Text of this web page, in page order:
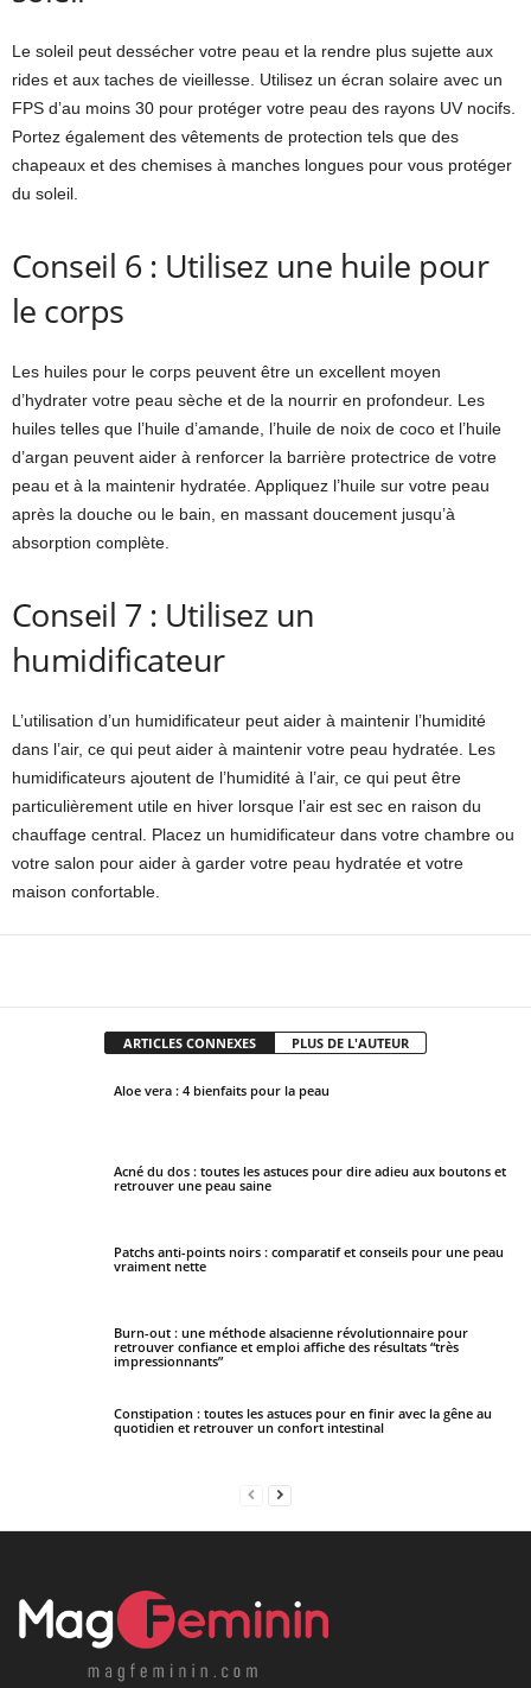
Le soleil peut dessécher votre peau et la rendre plus sujette aux
rides et aux taches de vieillesse. Utilisez un écran solaire avec un
FPS d’au moins 30 pour protéger votre peau des rayons UV nocifs.
Portez également des vêtements de protection tels que des
chapeaux et des chemises à manches longues pour vous protéger
du soleil.
Conseil 6 : Utilisez une huile pour
le corps
Les huiles pour le corps peuvent être un excellent moyen
d’hydrater votre peau sèche et de la nourrir en profondeur. Les
huiles telles que l’huile d’amande, l’huile de noix de coco et l’huile
d’argan peuvent aider à renforcer la barrière protectrice de votre
peau et à la maintenir hydratée. Appliquez l’huile sur votre peau
après la douche ou le bain, en massant doucement jusqu’à
absorption complète.
Conseil 7 : Utilisez un
humidificateur
L’utilisation d’un humidificateur peut aider à maintenir l’humidité
dans l’air, ce qui peut aider à maintenir votre peau hydratée. Les
humidificateurs ajoutent de l’humidité à l’air, ce qui peut être
particulièrement utile en hiver lorsque l’air est sec en raison du
chauffage central. Placez un humidificateur dans votre chambre ou
votre salon pour aider à garder votre peau hydratée et votre
maison confortable.
ARTICLES CONNEXES PLUS DE L'AUTEUR
Aloe vera : 4 bienfaits pour la peau
Acné du dos : toutes les astuces pour dire adieu aux boutons et
retrouver une peau saine
Patchs anti-points noirs : comparatif et conseils pour une peau
vraiment nette
Burn-out : une méthode alsacienne révolutionnaire pour
retrouver confiance et emploi affiche des résultats “très
impressionnants”
Constipation : toutes les astuces pour en finir avec la gêne au
quotidien et retrouver un confort intestinal